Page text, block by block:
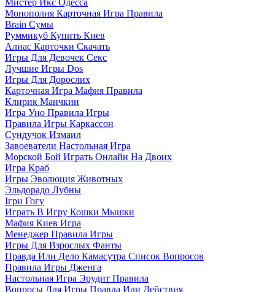
Мистер Икс Одесса
Монополия Карточная Игра Правила
Brain Сумы
Руммикуб Купить Киев
Алиас Карточки Скачать
Игры Для Девочек Секс
Лучшие Игры Dos
Игры Для Дорослих
Карточная Игра Мафия Правила
Клирик Манчкин
Игра Уно Правила Игры
Правила Игры Каркассон
Сундучок Измаил
Завоеватели Настольная Игра
Морской Бой Играть Онлайн На Двоих
Игра Краб
Игры Эволюция Животных
Эльдорадо Лубны
Ігри Гогу
Играть В Игру Кошки Мышки
Мафия Киев Игра
Менеджер Правила Игры
Игры Для Взрослых Фанты
Правда Или Дело Камасутра Список Вопросов
Правила Игры Дженга
Настольная Игра Эрудит Правила
Вопросы Для Игры Правда Или Действия